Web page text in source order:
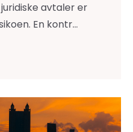
avtaler er
En kontr...